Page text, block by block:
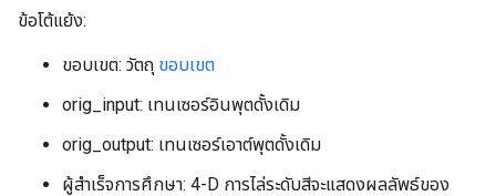
ข้อโต้แย้ง:
ขอบเขต: วัตถุ ขอบเขต
orig_input: เทนเซอร์อินพุตดั้งเดิม
orig_output: เทนเซอร์เอาต์พุตดั้งเดิม
ผู้สำเร็จการศึกษา: 4-D การไล่ระดับสีจะแสดงผลลัพธ์ของ